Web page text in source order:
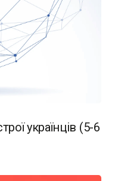
українців (5-6